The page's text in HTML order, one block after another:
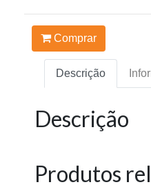
Comprar
Descrição
Descrição
Produtos